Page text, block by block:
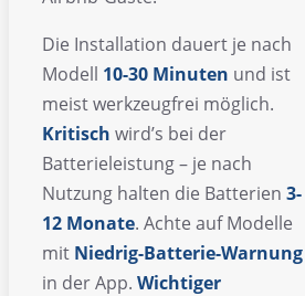
Die Installation dauert je nach
Modell 10-30 Minuten und ist
meist werkzeugfrei möglich.
Kritisch wird’s bei der
Batterieleistung – je nach
Nutzung halten die Batterien 3-
12 Monate. Achte auf Modelle
mit Niedrig-Batterie-Warnung
in der App. Wichtiger